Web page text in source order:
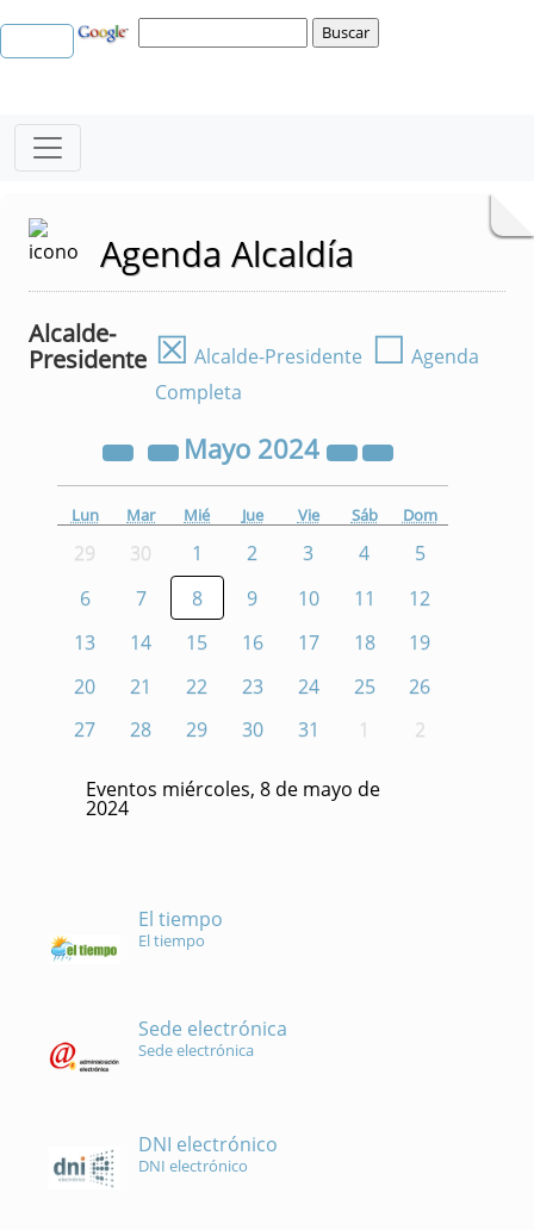
Agenda Alcaldía
Alcalde-
Presidente ☒ Alcalde-Presidente ☐ Agenda
Completa
Mayo 2024
Lun Mar Mié Jue Vie Sáb Dom
29 30 1 2 3 4
5
6
7 8 9 10 11
12
13
14 15 16 17 18
19
20
21 22 23 24 25
26
27
28 29 30 31 1 2
Eventos miércoles, 8 de mayo de
2024
El tiempo
El tiempo
Sede electrónica
Sede electrónica
DNI electrónico
DNI electrónico